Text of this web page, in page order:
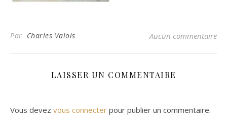
Par Charles Valois Aucun commentaire
LAISSER UN COMMENTAIRE
Vous devez vous connecter pour publier un commentaire.